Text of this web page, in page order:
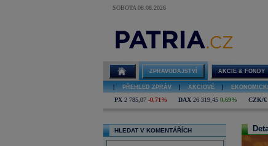
SOBOTA 08.08.2026
ZPRAVODAJSTVÍ AKCIE & FONDY
PŘEHLED ZPRÁV AKCIOVÉ
PX 2 785,07 -0,71% DAX 26 319,45 0,69% CZK/€
HLEDAT V KOMENTÁŘÍCH